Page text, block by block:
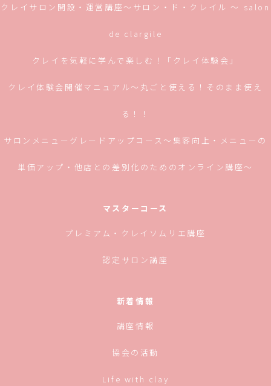
クレイサロン開設・運営講座〜サロン・ド・クレイル 〜 salon
de clargile
クレイを気軽に学んで楽しむ！「クレイ体験会」
クレイ体験会開催マニュアル〜丸ごと使える！そのまま使え
る！！
サロンメニューグレードアップコース〜集客向上・メニューの
単価アップ・他店との差別化のためのオンライン講座〜
マスターコース
プレミアム・クレイソムリエ講座
認定サロン講座
新着情報
講座情報
協会の活動
Life with clay